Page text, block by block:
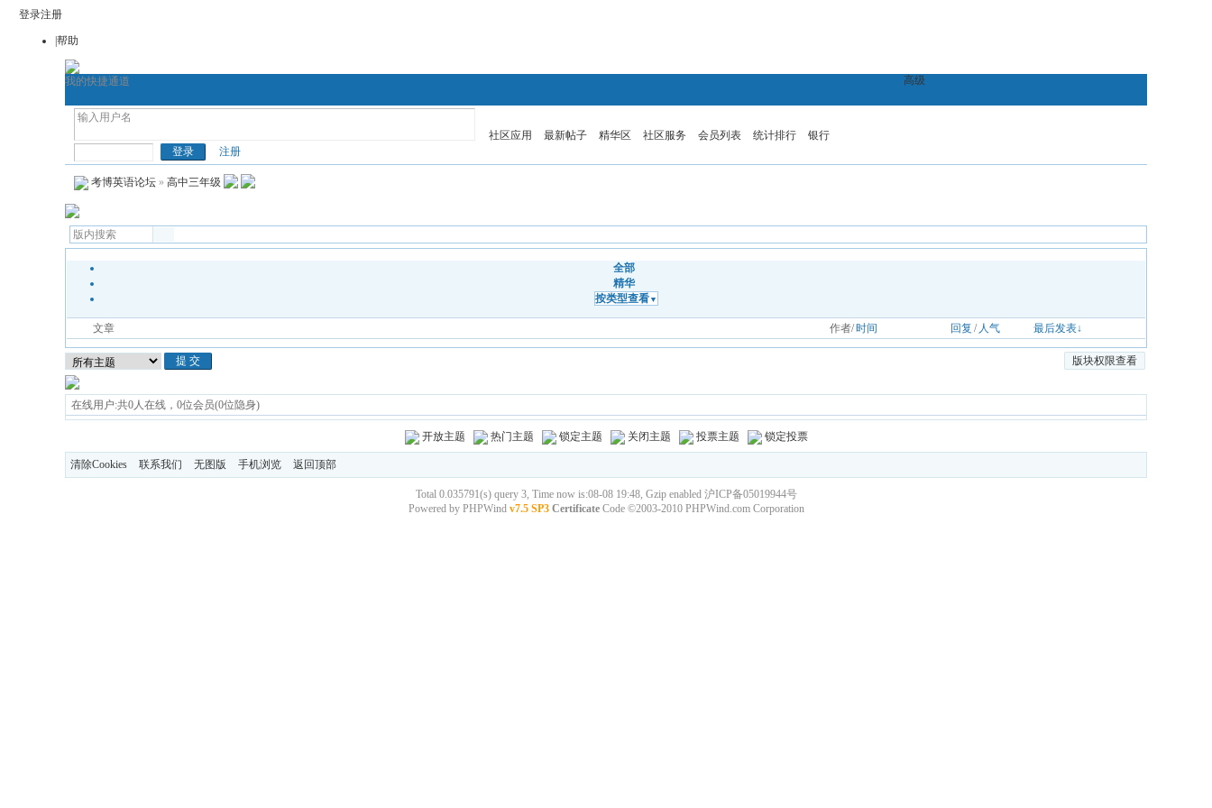
登录注册
|帮助
高级
我的快捷通道
首页
注册
社区应用 最新帖子 精华区 社区服务 会员列表 统计排行 银行
考博英语论坛 » 高中三年级
全部
精华
按类型查看 ▼
文章 作者/ 时间 回复 / 人气 最后发表↓
版块权限查看
在线用户:共0人在线，0位会员(0位隐身)
开放主题 热门主题 锁定主题 关闭主题 投票主题 锁定投票
清除Cookies 联系我们 无图版 手机浏览 返回顶部
Total 0.035791(s) query 3, Time now is:08-08 19:48, Gzip enabled 沪ICP备05019944号
Powered by PHPWind v7.5 SP3 CertificateCode ©2003-2010 PHPWind.comCorporation